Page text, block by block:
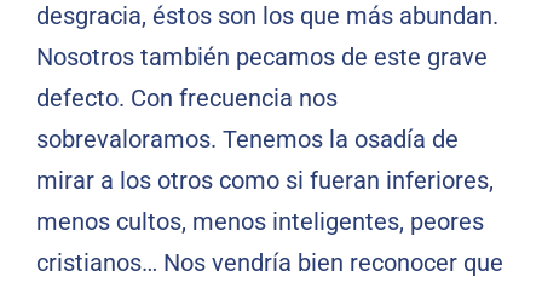
desgracia, éstos son los que más abundan.
Nosotros también pecamos de este grave
defecto. Con frecuencia nos
sobrevaloramos. Tenemos la osadía de
mirar a los otros como si fueran inferiores,
menos cultos, menos inteligentes, peores
cristianos… Nos vendría bien reconocer que